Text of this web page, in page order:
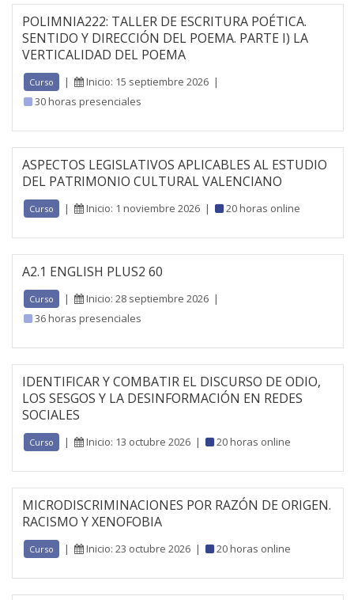
POLIMNIA222: TALLER DE ESCRITURA POÉTICA.
SENTIDO Y DIRECCIÓN DEL POEMA. PARTE I) LA
VERTICALIDAD DEL POEMA
Curso | Inicio: 15 septiembre 2026 |
30 horas presenciales
ASPECTOS LEGISLATIVOS APLICABLES AL ESTUDIO
DEL PATRIMONIO CULTURAL VALENCIANO
Curso | Inicio: 1 noviembre 2026 | 20 horas online
A2.1 ENGLISH PLUS2 60
Curso | Inicio: 28 septiembre 2026 |
36 horas presenciales
IDENTIFICAR Y COMBATIR EL DISCURSO DE ODIO,
LOS SESGOS Y LA DESINFORMACIÓN EN REDES
SOCIALES
Curso | Inicio: 13 octubre 2026 | 20 horas online
MICRODISCRIMINACIONES POR RAZÓN DE ORIGEN.
RACISMO Y XENOFOBIA
Curso | Inicio: 23 octubre 2026 | 20 horas online